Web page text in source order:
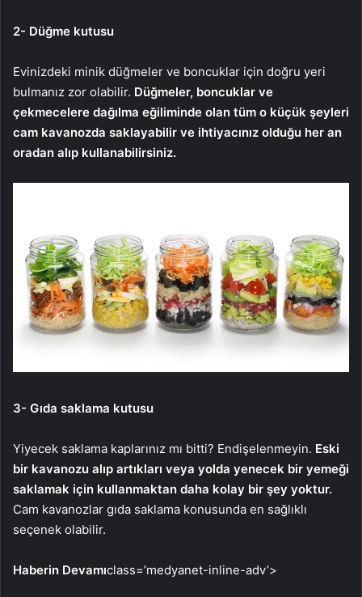
2- Düğme kutusu
Evinizdeki minik düğmeler ve boncuklar için doğru yeri
bulmanız zor olabilir. Düğmeler, boncuklar ve
çekmecelere dağılma eğiliminde olan tüm o küçük şeyleri
cam kavanozda saklayabilir ve ihtiyacınız olduğu her an
oradan alıp kullanabilirsiniz.
3- Gıda saklama kutusu
Yiyecek saklama kaplarınız mı bitti? Endişelenmeyin. Eski
bir kavanozu alıp artıkları veya yolda yenecek bir yemeği
saklamak için kullanmaktan daha kolay bir şey yoktur.
Cam kavanozlar gıda saklama konusunda en sağlıklı
seçenek olabilir.
Haberin Devamıclass=’medyanet-inline-adv’>